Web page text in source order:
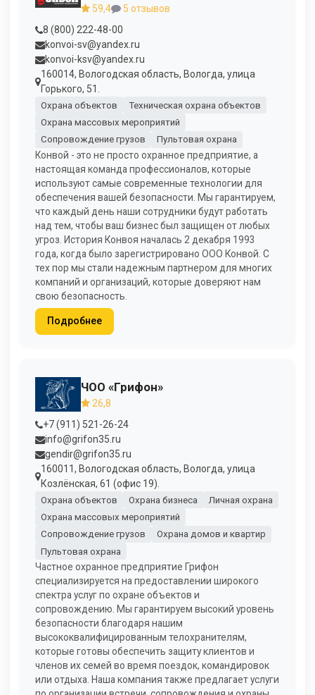
59,4
5 отзывов
8 (800) 222-48-00
konvoi-sv@yandex.ru
konvoi-ksv@yandex.ru
160014, Вологодская область, Вологда, улица
Горького, 51.
Охрана объектов
Техническая охрана объектов
Охрана массовых мероприятий
Сопровождение грузов
Пультовая охрана
Конвой - это не просто охранное предприятие, а
настоящая команда профессионалов, которые
используют самые современные технологии для
обеспечения вашей безопасности. Мы гарантируем,
что каждый день наши сотрудники будут работать
над тем, чтобы ваш бизнес был защищен от любых
угроз. История Конвоя началась 2 декабря 1993
года, когда было зарегистрировано ООО Конвой. С
тех пор мы стали надежным партнером для многих
компаний и организаций, которые доверяют нам
свою безопасность.
Подробнее
ЧОО «Грифон»
26,8
+7 (911) 521-26-24
info@grifon35.ru
gendir@grifon35.ru
160011, Вологодская область, Вологда, улица
Козлёнская, 61 (офис 19).
Охрана объектов Охрана бизнеса
Личная охрана
Охрана массовых мероприятий
Сопровождение грузов
Охрана домов и квартир
Пультовая охрана
Частное охранное предприятие Грифон
специализируется на предоставлении широкого
спектра услуг по охране объектов и
сопровождению. Мы гарантируем высокий уровень
безопасности благодаря нашим
высококвалифицированным телохранителям,
которые готовы обеспечить защиту клиентов и
членов их семей во время поездок, командировок
или отдыха. Наша компания также предлагает услуги